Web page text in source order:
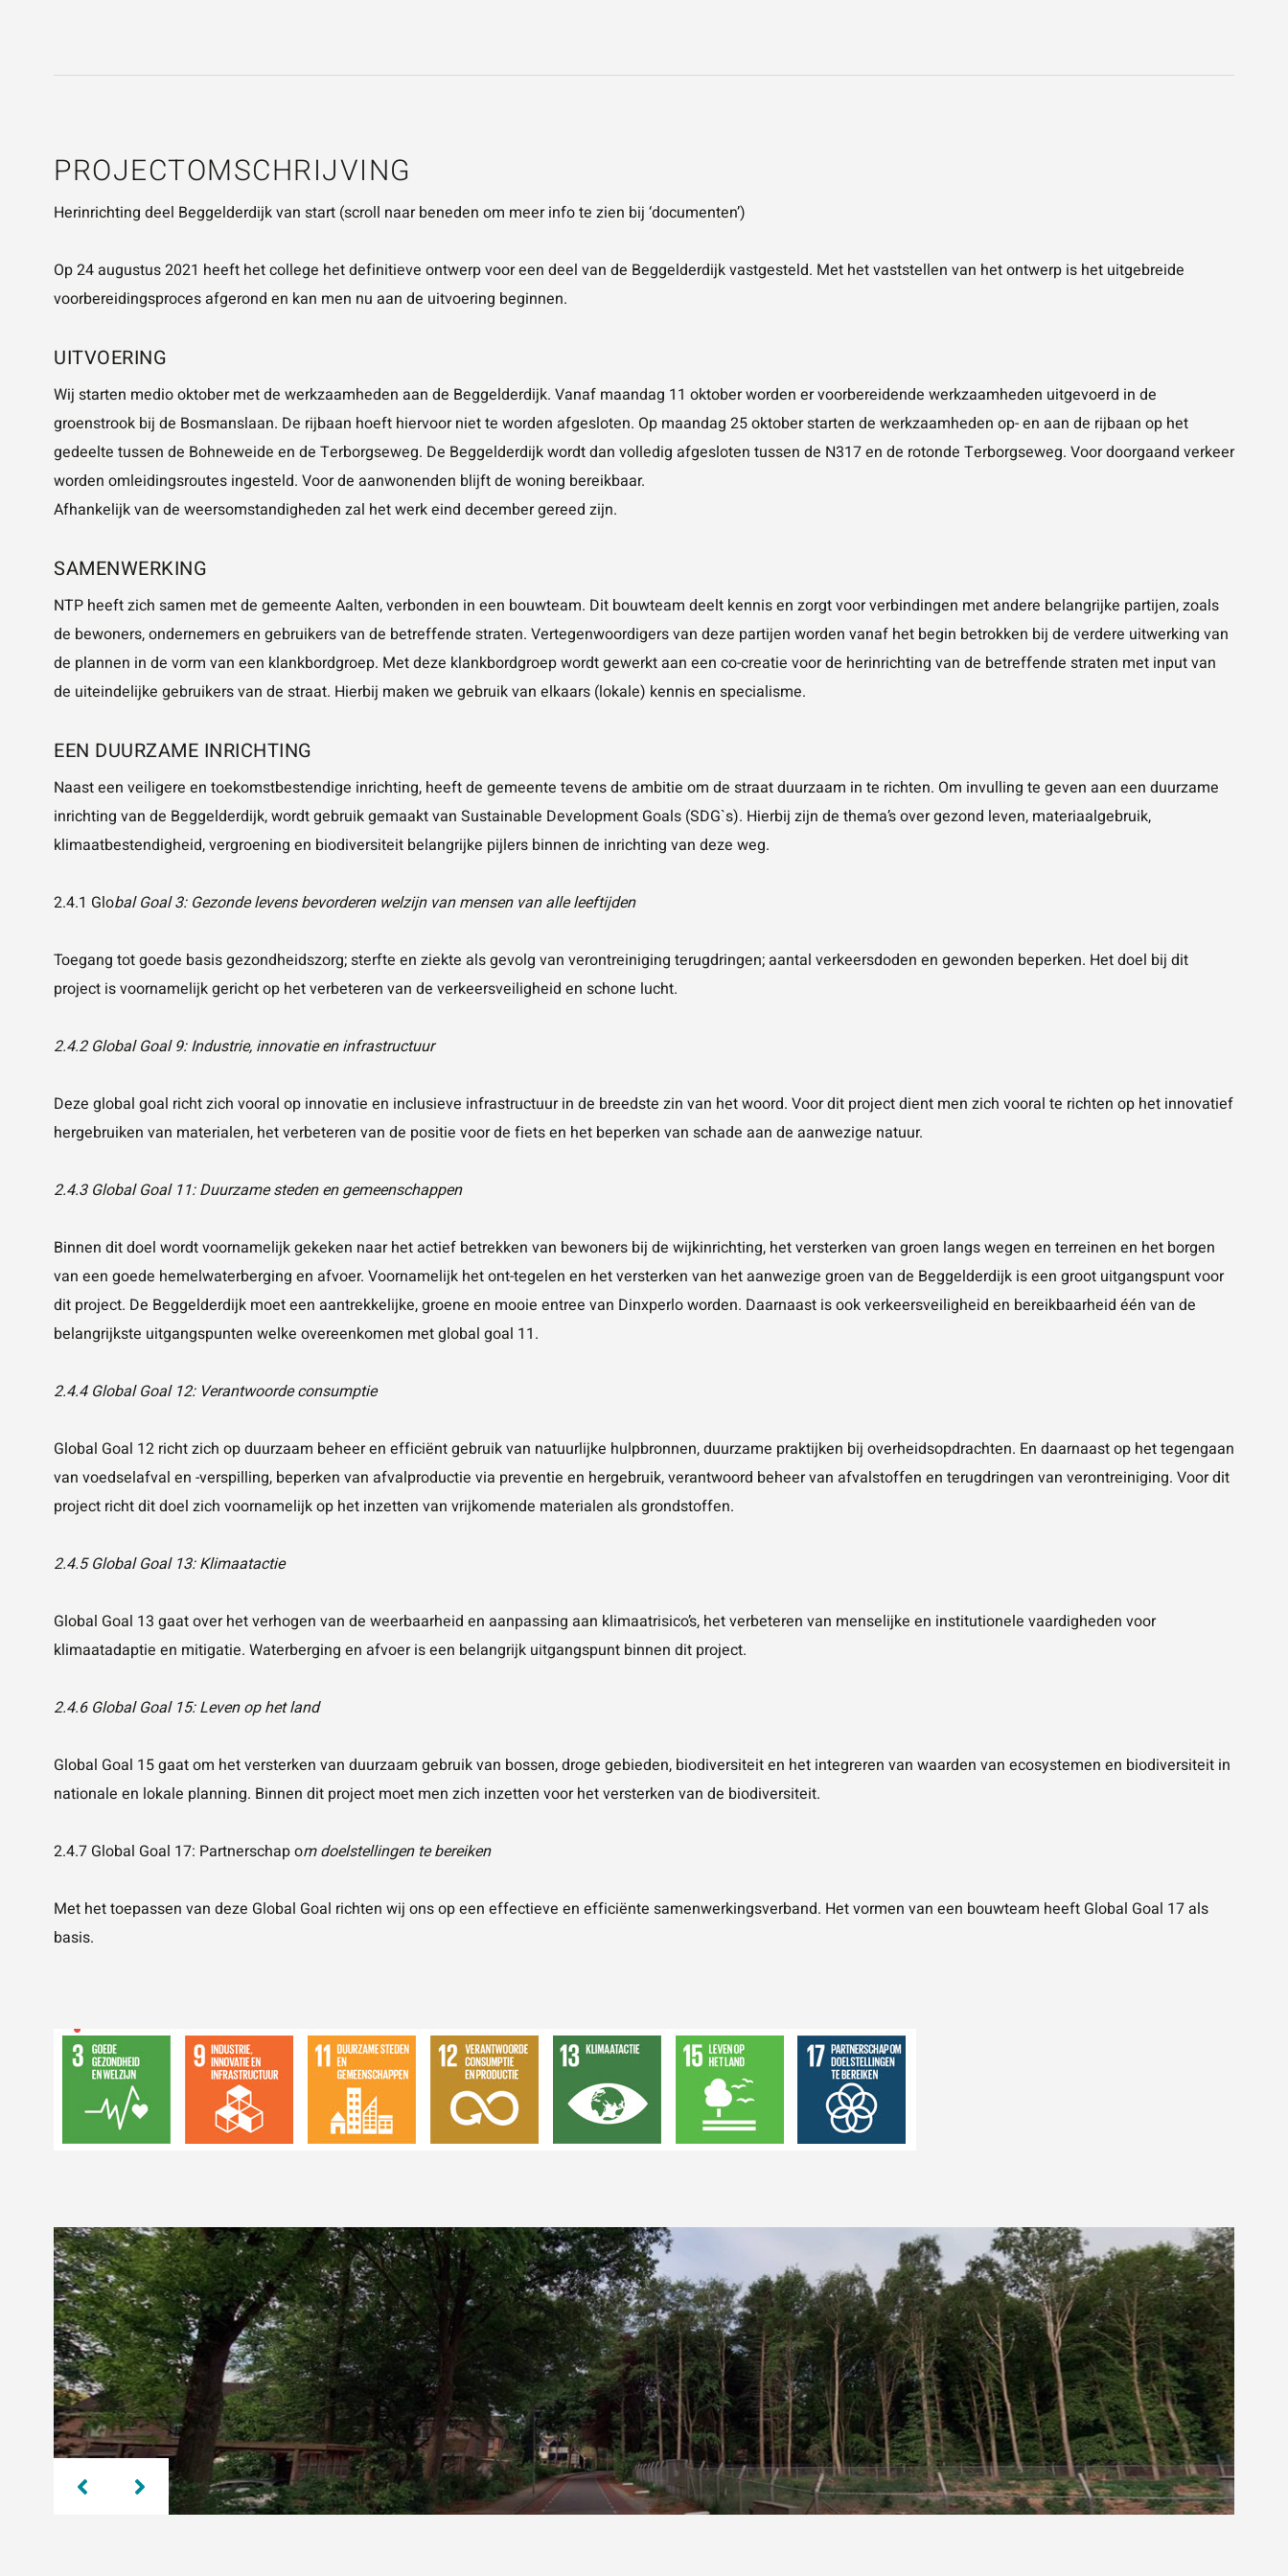
PROJECTOMSCHRIJVING
Herinrichting deel Beggelderdijk van start (scroll naar beneden om meer info te zien bij ‘documenten’)
Op 24 augustus 2021 heeft het college het definitieve ontwerp voor een deel van de Beggelderdijk vastgesteld. Met het vaststellen van het ontwerp is het uitgebreide
voorbereidingsproces afgerond en kan men nu aan de uitvoering beginnen.
UITVOERING
Wij starten medio oktober met de werkzaamheden aan de Beggelderdijk. Vanaf maandag 11 oktober worden er voorbereidende werkzaamheden uitgevoerd in de
groenstrook bij de Bosmanslaan. De rijbaan hoeft hiervoor niet te worden afgesloten. Op maandag 25 oktober starten de werkzaamheden op- en aan de rijbaan op het
gedeelte tussen de Bohneweide en de Terborgseweg. De Beggelderdijk wordt dan volledig afgesloten tussen de N317 en de rotonde Terborgseweg. Voor doorgaand verkeer
worden omleidingsroutes ingesteld. Voor de aanwonenden blijft de woning bereikbaar.
Afhankelijk van de weersomstandigheden zal het werk eind december gereed zijn.
SAMENWERKING
NTP heeft zich samen met de gemeente Aalten, verbonden in een bouwteam. Dit bouwteam deelt kennis en zorgt voor verbindingen met andere belangrijke partijen, zoals
de bewoners, ondernemers en gebruikers van de betreffende straten. Vertegenwoordigers van deze partijen worden vanaf het begin betrokken bij de verdere uitwerking van
de plannen in de vorm van een klankbordgroep. Met deze klankbordgroep wordt gewerkt aan een co-creatie voor de herinrichting van de betreffende straten met input van
de uiteindelijke gebruikers van de straat. Hierbij maken we gebruik van elkaars (lokale) kennis en specialisme.
EEN DUURZAME INRICHTING
Naast een veiligere en toekomstbestendige inrichting, heeft de gemeente tevens de ambitie om de straat duurzaam in te richten. Om invulling te geven aan een duurzame
inrichting van de Beggelderdijk, wordt gebruik gemaakt van Sustainable Development Goals (SDG`s). Hierbij zijn de thema’s over gezond leven, materiaalgebruik,
klimaatbestendigheid, vergroening en biodiversiteit belangrijke pijlers binnen de inrichting van deze weg.
2.4.1 Global Goal 3: Gezonde levens bevorderen welzijn van mensen van alle leeftijden
Toegang tot goede basis gezondheidszorg; sterfte en ziekte als gevolg van verontreiniging terugdringen; aantal verkeersdoden en gewonden beperken. Het doel bij dit
project is voornamelijk gericht op het verbeteren van de verkeersveiligheid en schone lucht.
2.4.2 Global Goal 9: Industrie, innovatie en infrastructuur
Deze global goal richt zich vooral op innovatie en inclusieve infrastructuur in de breedste zin van het woord. Voor dit project dient men zich vooral te richten op het innovatief
hergebruiken van materialen, het verbeteren van de positie voor de fiets en het beperken van schade aan de aanwezige natuur.
2.4.3 Global Goal 11: Duurzame steden en gemeenschappen
Binnen dit doel wordt voornamelijk gekeken naar het actief betrekken van bewoners bij de wijkinrichting, het versterken van groen langs wegen en terreinen en het borgen
van een goede hemelwaterberging en afvoer. Voornamelijk het ont-tegelen en het versterken van het aanwezige groen van de Beggelderdijk is een groot uitgangspunt voor
dit project. De Beggelderdijk moet een aantrekkelijke, groene en mooie entree van Dinxperlo worden. Daarnaast is ook verkeersveiligheid en bereikbaarheid één van de
belangrijkste uitgangspunten welke overeenkomen met global goal 11.
2.4.4 Global Goal 12: Verantwoorde consumptie
Global Goal 12 richt zich op duurzaam beheer en efficiënt gebruik van natuurlijke hulpbronnen, duurzame praktijken bij overheidsopdrachten. En daarnaast op het tegengaan
van voedselafval en -verspilling, beperken van afvalproductie via preventie en hergebruik, verantwoord beheer van afvalstoffen en terugdringen van verontreiniging. Voor dit
project richt dit doel zich voornamelijk op het inzetten van vrijkomende materialen als grondstoffen.
2.4.5 Global Goal 13: Klimaatactie
Global Goal 13 gaat over het verhogen van de weerbaarheid en aanpassing aan klimaatrisico’s, het verbeteren van menselijke en institutionele vaardigheden voor
klimaatadaptie en mitigatie. Waterberging en afvoer is een belangrijk uitgangspunt binnen dit project.
2.4.6 Global Goal 15: Leven op het land
Global Goal 15 gaat om het versterken van duurzaam gebruik van bossen, droge gebieden, biodiversiteit en het integreren van waarden van ecosystemen en biodiversiteit in
nationale en lokale planning. Binnen dit project moet men zich inzetten voor het versterken van de biodiversiteit.
2.4.7 Global Goal 17: Partnerschap om doelstellingen te bereiken
Met het toepassen van deze Global Goal richten wij ons op een effectieve en efficiënte samenwerkingsverband. Het vormen van een bouwteam heeft Global Goal 17 als
basis.